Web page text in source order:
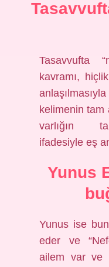
Tasavvufta
kavramı,
kelimenin tam
varlığın
ifadesiyle eş
Yunus
Yunus ise
eder ve
ailem var ve